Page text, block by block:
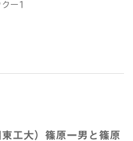
ー1
工大）篠原一男と篠原